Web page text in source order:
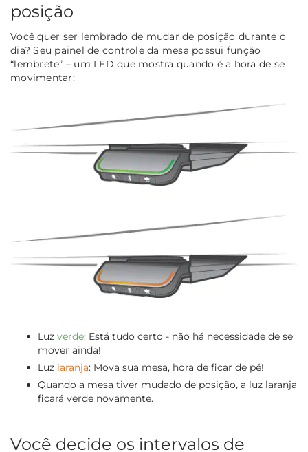
posição
Você quer ser lembrado de mudar de posição durante o
dia? Seu painel de controle da mesa possui função
“lembrete” – um LED que mostra quando é a hora de se
movimentar:
Luz verde: Está tudo certo - não há necessidade de se
mover ainda!
Luz laranja: Mova sua mesa, hora de ficar de pé!
Quando a mesa tiver mudado de posição, a luz laranja
ficará verde novamente.
Você decide os intervalos de